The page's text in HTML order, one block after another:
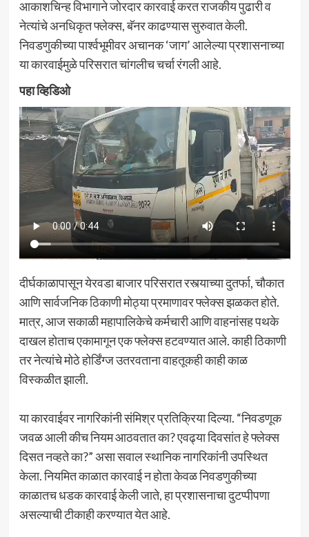
आकाशचिन्ह विभागाने जोरदार कारवाई करत राजकीय पुढारी व
नेत्यांचे अनधिकृत फ्लेक्स, बॅनर काढण्यास सुरुवात केली.
निवडणुकीच्या पार्श्वभूमीवर अचानक ‘जाग’ आलेल्या प्रशासनाच्या
या कारवाईमुळे परिसरात चांगलीच चर्चा रंगली आहे.
पहा व्हिडिओ
दीर्घकाळापासून येरवडा बाजार परिसरात रस्त्याच्या दुतर्फा, चौकात
आणि सार्वजनिक ठिकाणी मोठ्या प्रमाणावर फ्लेक्स झळकत होते.
मात्र, आज सकाळी महापालिकेचे कर्मचारी आणि वाहनांसह पथके
दाखल होताच एकामागून एक फ्लेक्स हटवण्यात आले. काही ठिकाणी
तर नेत्यांचे मोठे होर्डिंग्ज उतरवताना वाहतूकही काही काळ
विस्कळीत झाली.
या कारवाईवर नागरिकांनी संमिश्र प्रतिक्रिया दिल्या. “निवडणूक
जवळ आली कीच नियम आठवतात का? एवढ्या दिवसांत हे फ्लेक्स
दिसत नव्हते का?” असा सवाल स्थानिक नागरिकांनी उपस्थित
केला. नियमित काळात कारवाई न होता केवळ निवडणुकीच्या
काळातच धडक कारवाई केली जाते, हा प्रशासनाचा दुटप्पीपणा
असल्याची टीकाही करण्यात येत आहे.